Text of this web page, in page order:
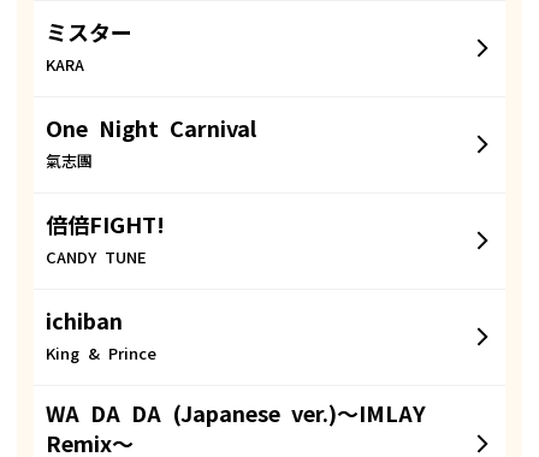
ミスター
KARA
One Night Carnival
氣志團
倍倍FIGHT!
CANDY TUNE
ichiban
King & Prince
WA DA DA (Japanese ver.)〜IMLAY
Remix〜